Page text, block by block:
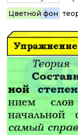
Цветной фон